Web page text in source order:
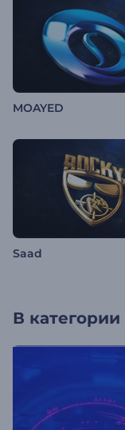
MOAYED
Saad
В категории